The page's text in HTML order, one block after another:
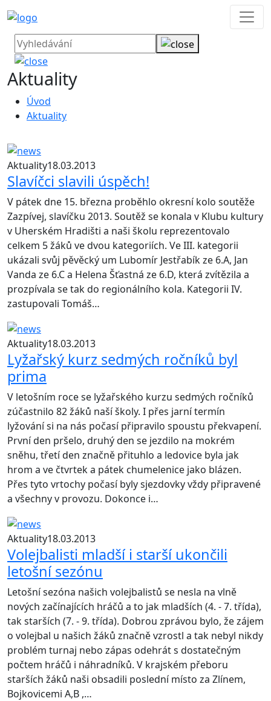
Aktuality
Úvod
Aktuality
Aktuality18.03.2013
Slavíčci slavili úspěch!
V pátek dne 15. března proběhlo okresní kolo soutěže
Zazpívej, slavíčku 2013. Soutěž se konala v Klubu kultury
v Uherském Hradišti a naši školu reprezentovalo
celkem 5 žáků ve dvou kategoriích. Ve III. kategorii
ukázali svůj pěvěcký um Lubomír Jestřabík ze 6.A, Jan
Vanda ze 6.C a Helena Šťastná ze 6.D, která zvítězila a
prozpívala se tak do regionálního kola. Kategorii IV.
zastupovali Tomáš…
Aktuality18.03.2013
Lyžařský kurz sedmých ročníků byl
prima
V letošním roce se lyžařského kurzu sedmých ročníků
zúčastnilo 82 žáků naší školy. I přes jarní termín
lyžování si na nás počasí připravilo spoustu překvapení.
První den pršelo, druhý den se jezdilo na mokrém
sněhu, třetí den značně přituhlo a ledovice byla jak
hrom a ve čtvrtek a pátek chumelenice jako blázen.
Přes tyto vrtochy počasí byly sjezdovky vždy připravené
a všechny v provozu. Dokonce i…
Aktuality18.03.2013
Volejbalisti mladší i starší ukončili
letošní sezónu
Letošní sezóna našich volejbalistů se nesla na vlně
nových začínajících hráčů a to jak mladších (4. - 7. třída),
tak starších (7. - 9. třída). Dobrou zprávou bylo, že zájem
o volejbal u našich žáků značně vzrostl a tak nebyl nikdy
problém turnaj nebo zápas odehrát s dostatečným
počtem hráčů i náhradníků. V krajském přeboru
starších žáků naši obsadili poslední místo za Zlínem,
Bojkovicemi A,B ,…